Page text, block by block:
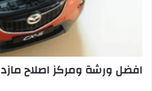
افضل ورشة ومركز اصلاح